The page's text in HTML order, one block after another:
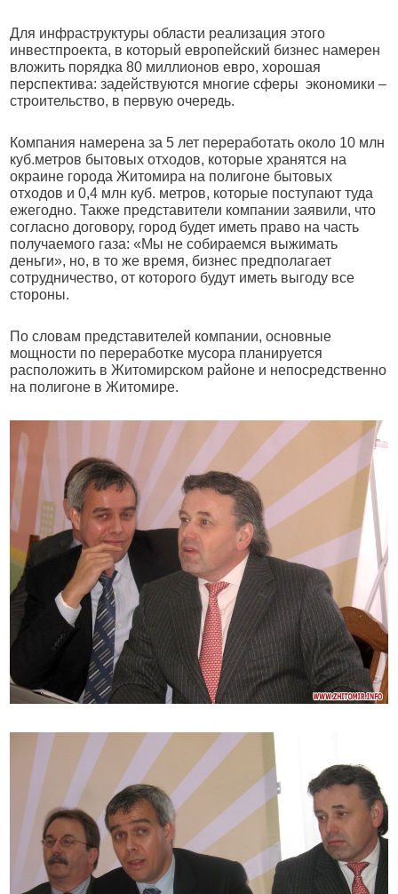
Для инфраструктуры области реализация этого
инвестпроекта, в который европейский бизнес намерен
вложить порядка 80 миллионов евро, хорошая
перспектива: задействуются многие сферы экономики –
строительство, в первую очередь.
Компания намерена за 5 лет переработать около 10 млн
куб.метров бытовых отходов, которые хранятся на
окраине города Житомира на полигоне бытовых
отходов и 0,4 млн куб. метров, которые поступают туда
ежегодно. Также представители компании заявили, что
согласно договору, город будет иметь право на часть
получаемого газа: «Мы не собираемся выжимать
деньги», но, в то же время, бизнес предполагает
сотрудничество, от которого будут иметь выгоду все
стороны.
По словам представителей компании, основные
мощности по переработке мусора планируется
расположить в Житомирском районе и непосредственно
на полигоне в Житомире.